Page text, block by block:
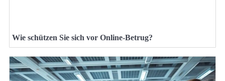
Wie schützen Sie sich vor Online-Betrug?